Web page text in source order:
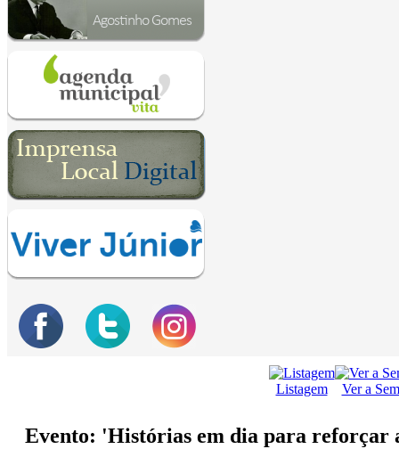
Listagem Ver a
Evento: 'Histórias em dia para reforçar